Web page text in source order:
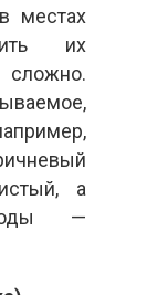
местах
их
а
—